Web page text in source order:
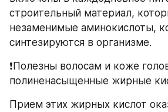
строительный материал,
незаменимые аминокислоты,
синтезируются в организме.
❗Полезны волосам и коже
полиненасыщенные жирные
Прием этих жирных кислот